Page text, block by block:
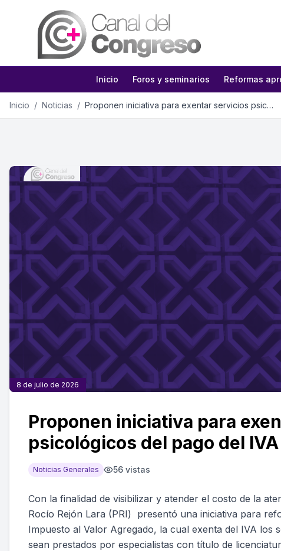
Inicio Foros y seminarios Reformas
Inicio / Noticias / Proponen iniciativa para exentar servicios psicológicos del pago del IVA
8 de julio de 2026
Proponen iniciativa para
psicológicos del pago del IVA
Noticias Generales 56 vistas
Con la finalidad de visibilizar y atender el costo de la
Rocío Rejón Lara (PRI) presentó una iniciativa para
Impuesto al Valor Agregado, la cual exenta del IVA los
sean prestados por especialistas con título de